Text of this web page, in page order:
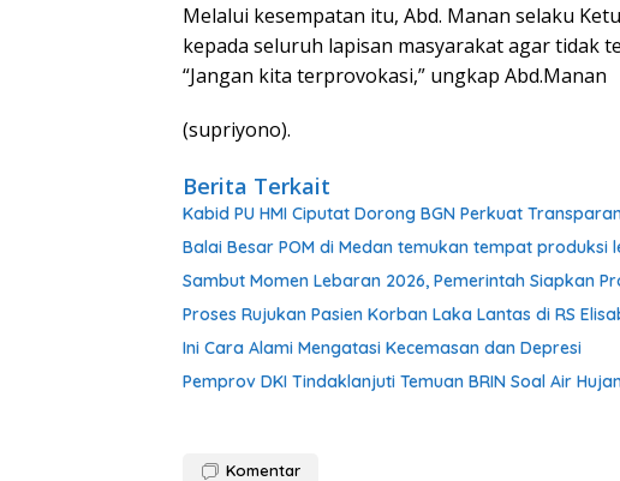
Melalui kesempatan itu, Abd. Manan selaku
kepada seluruh lapisan masyarakat agar tidak
“Jangan kita terprovokasi,” ungkap Abd.Manan
(supriyono).
Berita Terkait
Kabid PU HMI Ciputat Dorong BGN Perkuat
Balai Besar POM di Medan temukan tempat
Sambut Momen Lebaran 2026, Pemerintah Siapkan
Proses Rujukan Pasien Korban Laka Lantas di RS
Ini Cara Alami Mengatasi Kecemasan dan Depresi
Pemprov DKI Tindaklanjuti Temuan BRIN Soal Air
Komentar